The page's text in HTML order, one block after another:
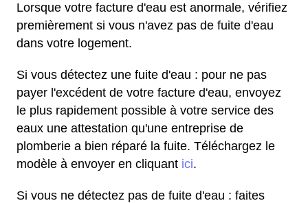
Lorsque votre facture d'eau est anormale, vérifiez
premièrement si vous n'avez pas de fuite d'eau
dans votre logement.
Si vous détectez une fuite d'eau : pour ne pas
payer l'excédent de votre facture d'eau, envoyez
le plus rapidement possible à votre service des
eaux une attestation qu'une entreprise de
plomberie a bien réparé la fuite. Téléchargez le
modèle à envoyer en cliquant ici.
Si vous ne détectez pas de fuite d'eau : faites